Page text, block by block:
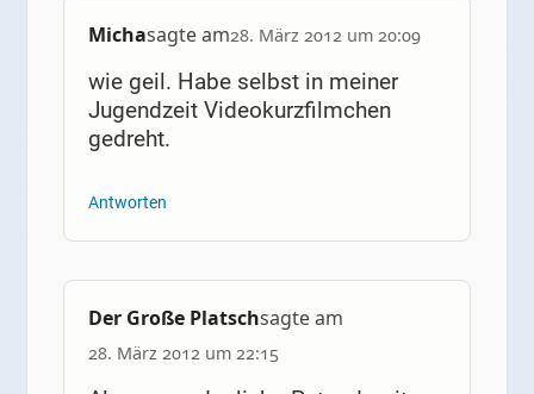
Michasagte am28. März 2012 um 20:09
wie geil. Habe selbst in meiner
Jugendzeit Videokurzfilmchen
gedreht.
Antworten
Der Große Platschsagte am
28. März 2012 um 22:15